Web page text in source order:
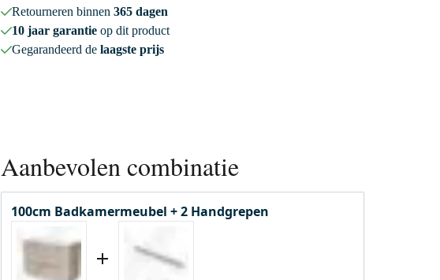
Retourneren binnen 365 dagen
10 jaar garantieop dit product
Gegarandeerd de laagste prijs
Aanbevolen combinatie
100cm Badkamermeubel + 2 Handgrepen